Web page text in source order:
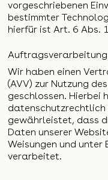
vorgeschriebenen
bestimmter
hierfür ist Art. 6 Abs.
Auftragsverarbeitung
Wir haben einen
(AVV) zur Nutzung
geschlossen. Hierbei
datenschutzrechtlich
gewährleistet, dass
Daten unserer
Weisungen und unter
verarbeitet.